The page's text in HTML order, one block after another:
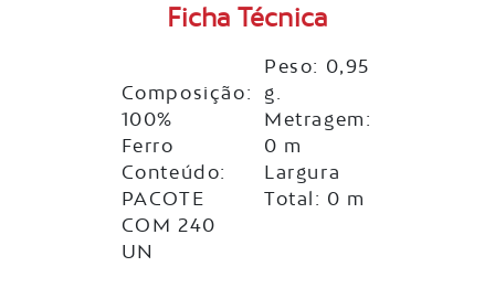
Ficha Técnica
Composição:
100%
Ferro
Conteúdo:
PACOTE
COM 240
UN
Peso: 0,95
g.
Metragem:
0 m
Largura
Total: 0 m